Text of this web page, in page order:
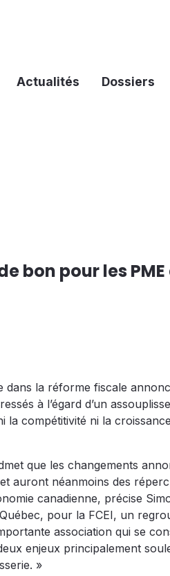
Actualités Dossiers
bon pour les
la réforme fiscale
à l’égard d’un
la compétitivité ni la
que les changements
auront néanmoins des
canadienne, précise
pour la FCEI, un
association qui se
enjeux principalement
»